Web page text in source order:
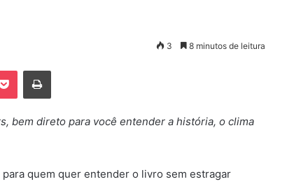
3 8 minutos de leitura
Pocket Imprimir
bem direto para você entender a história, o clima
quem quer entender o livro sem estragar